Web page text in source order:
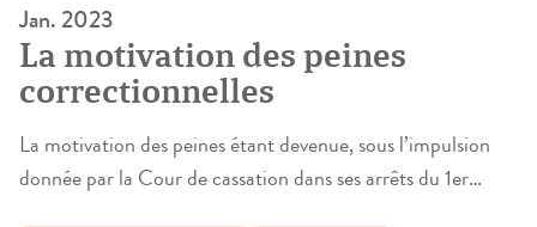
Jan. 2023
La motivation des peines
correctionnelles
La motivation des peines étant devenue, sous l’impulsion
donnée par la Cour de cassation dans ses arrêts du 1er